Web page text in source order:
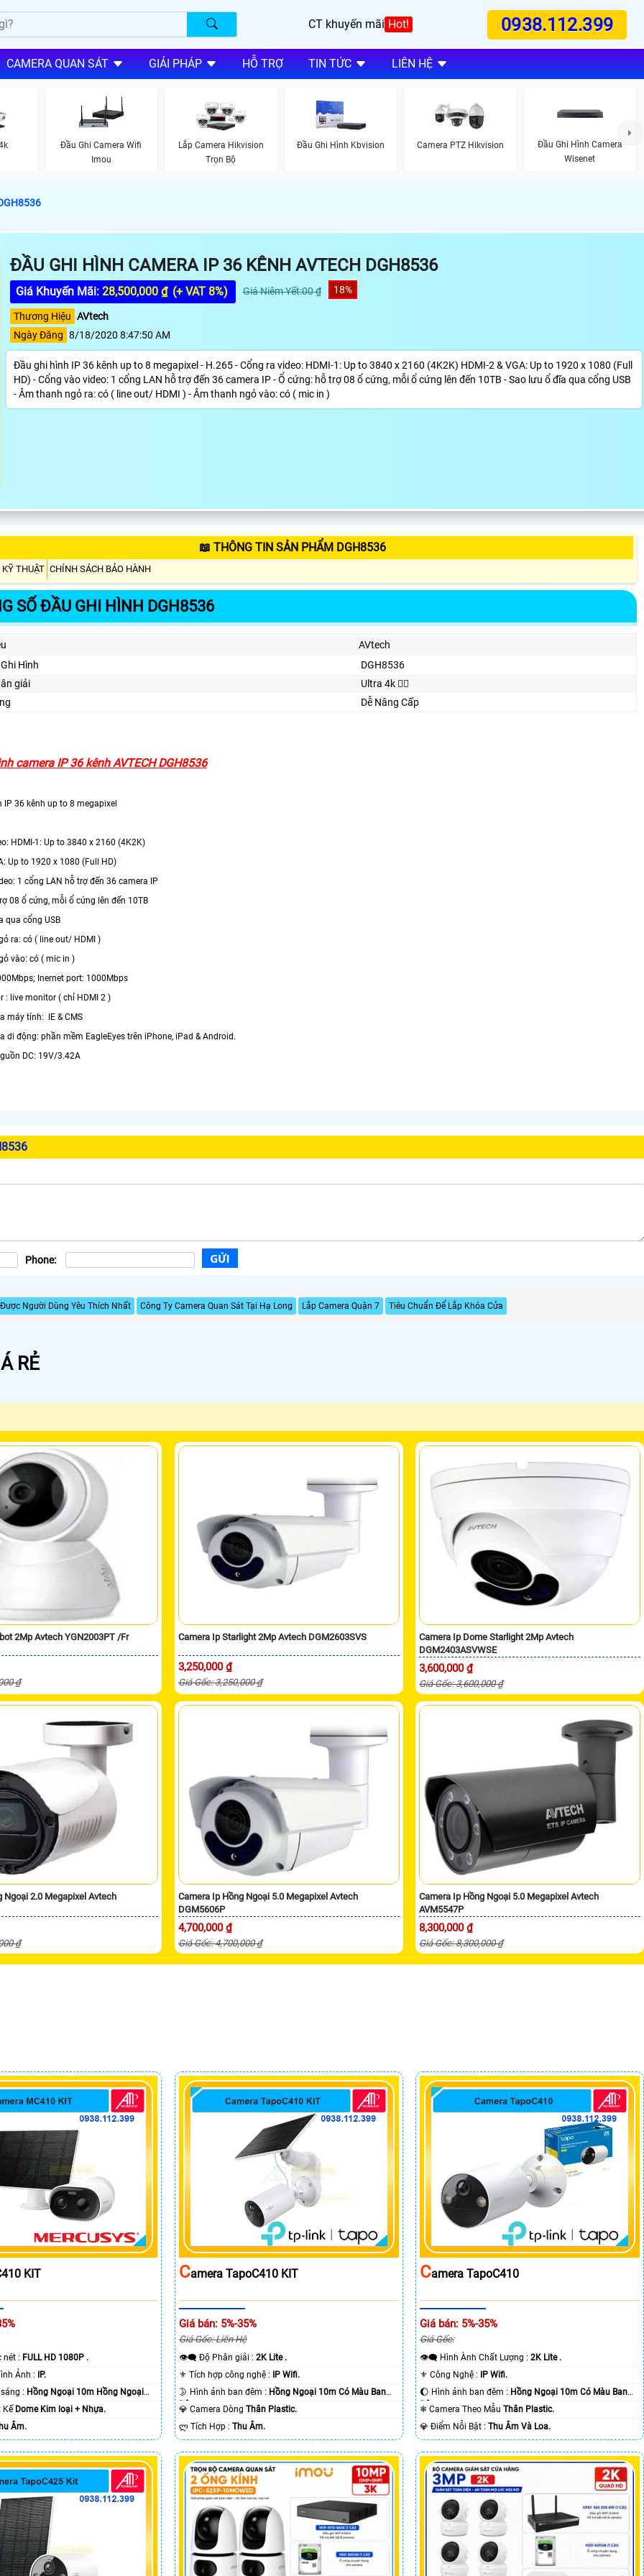
CT khuyến mãi Hot! 0938.112.399
CAMERA QUAN SÁT GIẢI PHÁP HỖ TRỢ TIN TỨC LIÊN HỆ
Đầu Ghi Camera Wifi
Imou
Lắp Camera Hikvision
Trọn Bộ
Đầu Ghi Hình Kbvision Camera PTZ Hikvision
Đầu Ghi Hình Camera
Wisenet
ĐẦU GHI HÌNH CAMERA IP 36 KÊNH AVTECH DGH8536
Giá Khuyến Mãi: 28,500,000 ₫ (+ VAT 8%) Giá Niêm Yết:00 ₫ 18%
Thương Hiệu AVtech
Ngày Đăng 8/18/2020 8:47:50 AM
Đầu ghi hình IP 36 kênh up to 8 megapixel - H.265 - Cổng ra video: HDMI-1: Up to 3840 x 2160 (4K2K) HDMI-2 & VGA: Up to 1920 x 1080 (Full
HD) - Cổng vào video: 1 cổng LAN hỗ trợ đến 36 camera IP - Ổ cứng: hỗ trợ 08 ổ cứng, mỗi ổ cứng lên đến 10TB - Sao lưu ổ đĩa qua cổng USB
- Âm thanh ngỏ ra: có ( line out/ HDMI ) - Âm thanh ngỏ vào: có ( mic in )
📖 THÔNG TIN SẢN PHẨM DGH8536
THUẬT CHÍNH SÁCH BẢO HÀNH
SỐ ĐẦU GHI HÌNH DGH8536
AVtech
Hình
DGH8536
giải
Ultra 4k 👍🏾
Dễ Nâng Cấp
camera IP 36 kênh AVTECH DGH8536
IP 36 kênh up to 8 megapixel
HDMI-1: Up to 3840 x 2160 (4K2K)
Up to 1920 x 1080 (Full HD)
1 cổng LAN hỗ trợ đến 36 camera IP
08 ổ cứng, mỗi ổ cứng lên đến 10TB
qua cổng USB
ra: có ( line out/ HDMI )
vào: có ( mic in )
Inernet port: 1000Mbps
: live monitor ( chỉ HDMI 2 )
máy tính: IE & CMS
di động: phần mềm EagleEyes trên iPhone, iPad & Android.
DC: 19V/3.42A
Phone:
Người Dùng Yêu Thích Nhất Công Ty Camera Quan Sát Tại Hạ Long Lắp Camera Quận 7 Tiêu Chuẩn Để Lắp Khóa Cửa
RẺ
2Mp Avtech YGN2003PT /Fr
₫
Camera Ip Starlight 2Mp Avtech DGM2603SVS
3,250,000 ₫
Giá Gốc: 3,250,000 ₫
Camera Ip Dome Starlight 2Mp Avtech
DGM2403ASVWSE
3,600,000 ₫
Giá Gốc: 3,600,000 ₫
Ngoại 2.0 Megapixel Avtech
₫
Camera Ip Hồng Ngoại 5.0 Megapixel Avtech
DGM5606P
4,700,000 ₫
Giá Gốc: 4,700,000 ₫
Camera Ip Hồng Ngoại 5.0 Megapixel Avtech
AVM5547P
8,300,000 ₫
Giá Gốc: 8,300,000 ₫
KIT
nét : FULL HD 1080P .
🌠 Công Nghệ Hình Ảnh :
IP.
⭐ Khi xem thiếu sáng : Hồng Ngoại 10m Hồng Ngoại
Kế Dome Kim loại + Nhựa.
Âm.
CAmera TapoC410 KIT
Giá bán: 5%-35%
Giá Gốc: Liên Hệ
👁️‍🗨 Độ Phân giải : 2K Lite .
⚜️ Tích hợp công nghệ :
IP Wifi.
🌛 Hình ảnh ban đêm : Hồng Ngoại 10m Có Màu Ban
Ðêm.💎 Camera Dòng Thân Plastic.
️ლ Tích Hợp : Thu Âm.
CAmera TapoC410
Giá bán: 5%-35%
Giá Gốc:
👁️‍🗨 Hình Ành Chất Lượng :2K Lite .
⚜️ Công Nghệ :
IP Wifi.
🌔 Hình ảnh ban đêm : Hồng Ngoại 10m Có Màu Ban
Ðêm.❄ Camera Theo MẫuThân Plastic.
️💎 Điểm Nỗi Bật :Thu Âm Và Loa.